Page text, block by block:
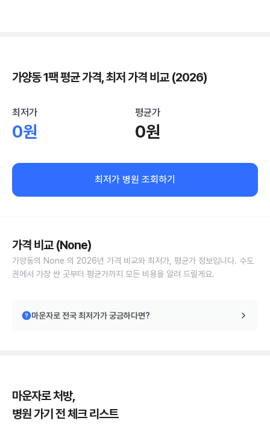
가양동 1팩 평균 가격, 최저 가격 비교 (2026)
최저가
0원
평균가
0원
최저가 병원 조회하기
가격 비교 (None)
가양동의 None 의 2026년 가격 비교와 최저가, 평균가 정보입니다. 수도
권에서 가장 싼 곳부터 평균가까지 모든 비용을 알려 드릴게요.
마운자로 전국 최저가가 궁금하다면?
마운자로 처방,
병원 가기 전 체크 리스트